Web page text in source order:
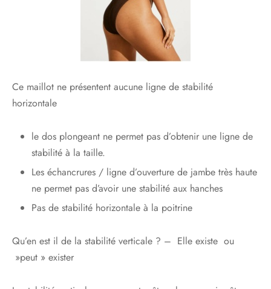
Ce maillot ne présentent aucune ligne de stabilité
horizontale
le dos plongeant ne permet pas d’obtenir une ligne de
stabilité à la taille.
Les échancrures / ligne d’ouverture de jambe très haute
ne permet pas d’avoir une stabilité aux hanches
Pas de stabilité horizontale à la poitrine
Qu’en est il de la stabilité verticale ? – Elle existe ou
»peut » exister